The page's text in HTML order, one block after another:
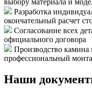
Разработка
окончательный расчет
Согласование всех
официального договора
Производство камина
профессиональный
Наши